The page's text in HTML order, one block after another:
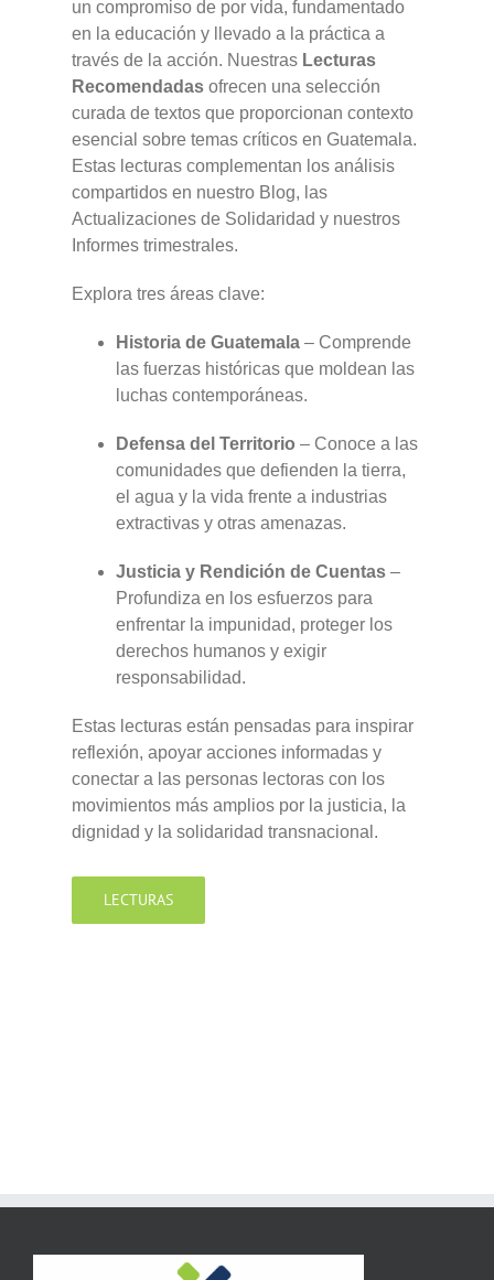
un compromiso de por vida, fundamentado
en la educación y llevado a la práctica a
través de la acción. Nuestras Lecturas
Recomendadasofrecen una selección
curada de textos que proporcionan contexto
esencial sobre temas críticos en Guatemala.
Estas lecturas complementan los análisis
compartidos en nuestro Blog, las
Actualizaciones de Solidaridad y nuestros
Informes trimestrales.
Explora tres áreas clave:
Historia de Guatemala– Comprende
las fuerzas históricas que moldean las
luchas contemporáneas.
Defensa del Territorio – Conoce a las
comunidades que defienden la tierra,
el agua y la vida frente a industrias
extractivas y otras amenazas.
Justicia y Rendición de Cuentas–
Profundiza en los esfuerzos para
enfrentar la impunidad, proteger los
derechos humanos y exigir
responsabilidad.
Estas lecturas están pensadas para inspirar
reflexión, apoyar acciones informadas y
conectar a las personas lectoras con los
movimientos más amplios por la justicia, la
dignidad y la solidaridad transnacional.
LECTURAS